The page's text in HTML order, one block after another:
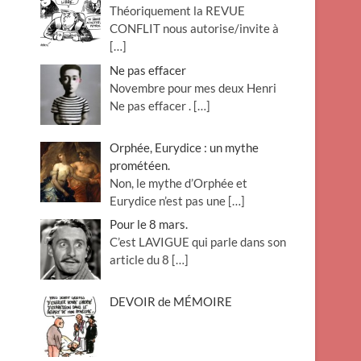
n
Théoriquement la REVUE
CONFLIT nous autorise/invite à
[…]
Ne pas effacer
Novembre pour mes deux Henri
Ne pas effacer . […]
Orphée, Eurydice : un mythe
prométéen.
Non, le mythe d’Orphée et
Eurydice n’est pas une […]
Pour le 8 mars.
C’est LAVIGUE qui parle dans son
article du 8 […]
DEVOIR de MÉMOIRE